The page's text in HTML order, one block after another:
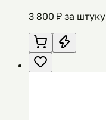
3 800 ₽ за штуку